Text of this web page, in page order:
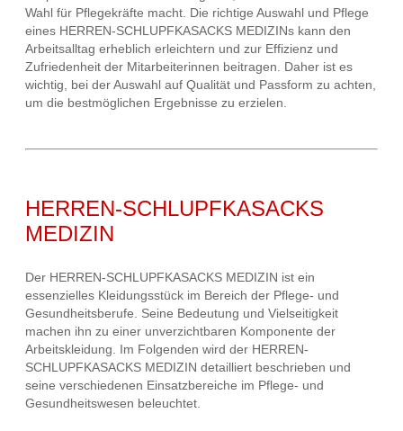
Wahl für Pflegekräfte macht. Die richtige Auswahl und Pflege
eines HERREN-SCHLUPFKASACKS MEDIZINs kann den
Arbeitsalltag erheblich erleichtern und zur Effizienz und
Zufriedenheit der Mitarbeiterinnen beitragen. Daher ist es
wichtig, bei der Auswahl auf Qualität und Passform zu achten,
um die bestmöglichen Ergebnisse zu erzielen.
HERREN-SCHLUPFKASACKS
MEDIZIN
Der HERREN-SCHLUPFKASACKS MEDIZIN ist ein
essenzielles Kleidungsstück im Bereich der Pflege- und
Gesundheitsberufe. Seine Bedeutung und Vielseitigkeit
machen ihn zu einer unverzichtbaren Komponente der
Arbeitskleidung. Im Folgenden wird der HERREN-
SCHLUPFKASACKS MEDIZIN detailliert beschrieben und
seine verschiedenen Einsatzbereiche im Pflege- und
Gesundheitswesen beleuchtet.